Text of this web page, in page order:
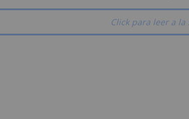
Click para leer a